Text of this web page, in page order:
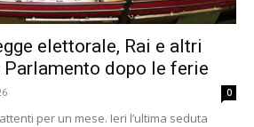
elettorale, Rai e altri
dopo le ferie
0
per un mese. Ieri l’ultima seduta